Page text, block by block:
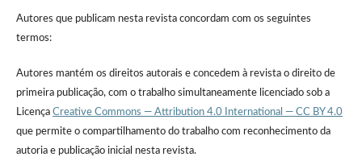
Autores que publicam nesta revista concordam com os seguintes
termos:
Autores mantém os direitos autorais e concedem à revista o direito de
primeira publicação, com o trabalho simultaneamente licenciado sob a
Licença Creative Commons — Attribution 4.0 International — CC BY 4.0
que permite o compartilhamento do trabalho com reconhecimento da
autoria e publicação inicial nesta revista.